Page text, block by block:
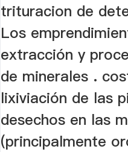
trituracion de
Los
extracción y
de minerales .
lixiviación de las
desechos en las
(principalmente